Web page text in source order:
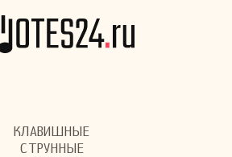
КЛАВИШНЫЕ
СТРУННЫЕ